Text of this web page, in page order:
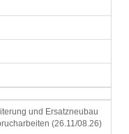
und Ersatzneubau
(26.11/08.26)